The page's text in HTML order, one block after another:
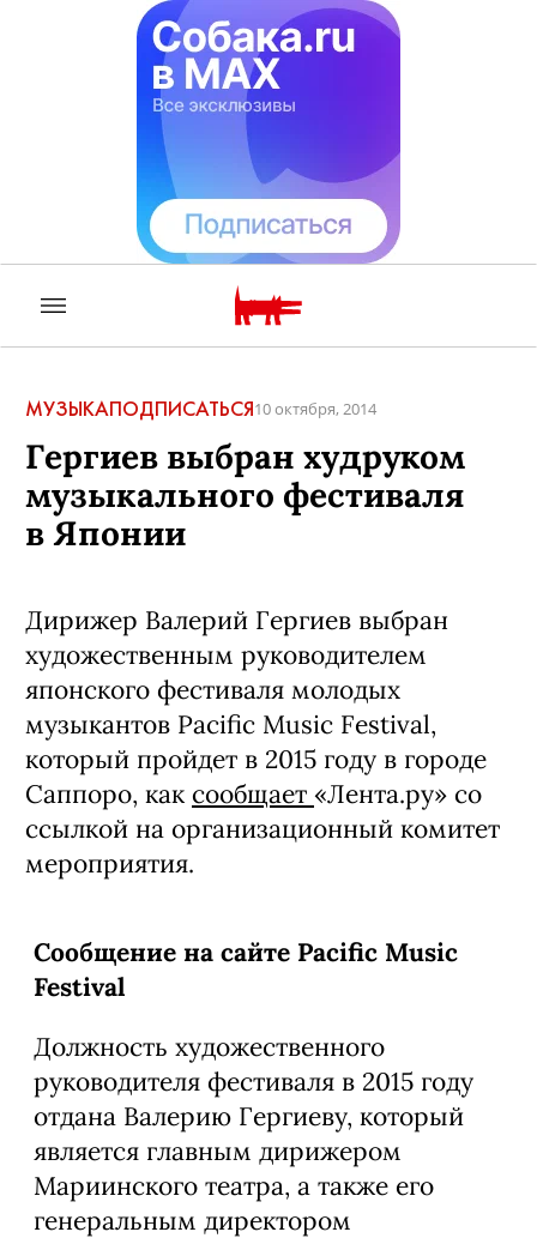
МУЗЫКАПОДПИСАТЬСЯ10 октября, 2014
Гергиев выбран худруком
музыкального фестиваля
в Японии
Дирижер Валерий Гергиев выбран
художественным руководителем
японского фестиваля молодых
музыкантов Pacific Music Festival,
который пройдет в 2015 году в городе
Саппоро, как сообщает «Лента.ру» со
ссылкой на организационный комитет
мероприятия.
Сообщение на сайте Pacific Music
Festival
Должность художественного
руководителя фестиваля в 2015 году
отдана Валерию Гергиеву, который
является главным дирижером
Мариинского театра, а также его
генеральным директором